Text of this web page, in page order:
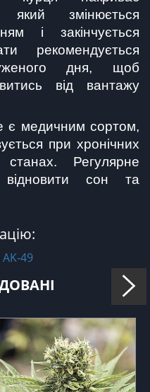
який змінюється
і закінчується
рекомендується
дня, щоб
від вантажу
є медичним сортом,
при хронічних
Регулярне
сон та
49